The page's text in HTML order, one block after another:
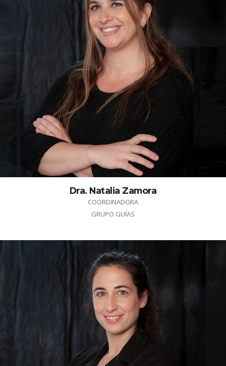
Dra. Natalia Zamora
COORDINADORA
GRUPO GUÍAS